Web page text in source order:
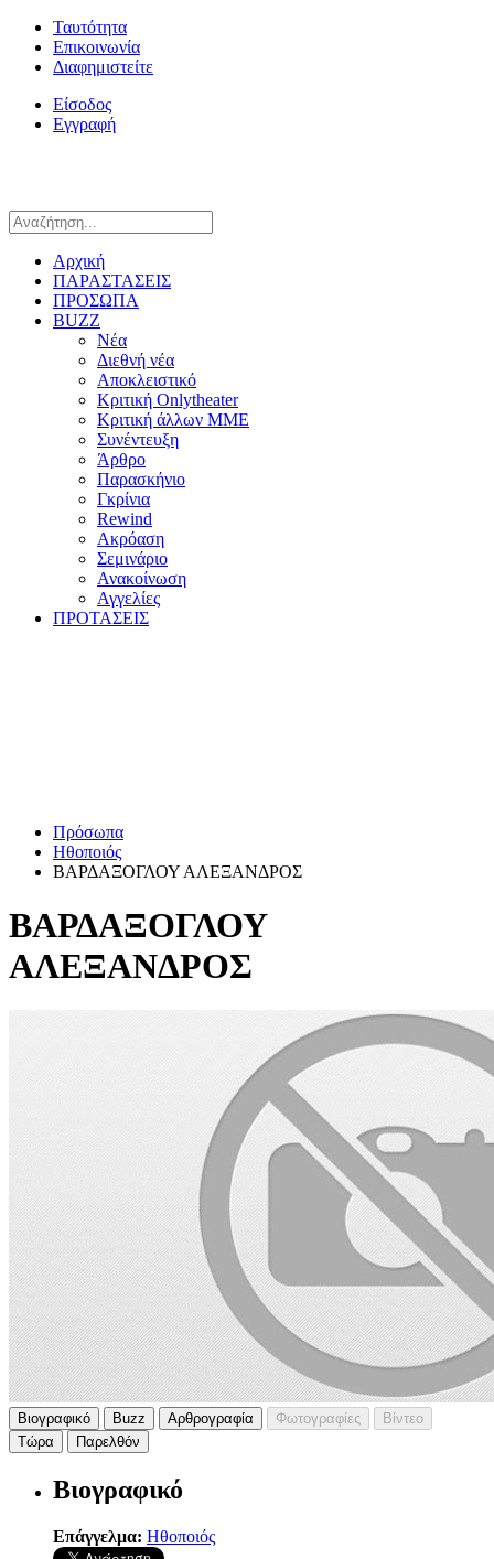
Ταυτότητα
Επικοινωνία
Διαφημιστείτε
Είσοδος
Εγγραφή
Αρχική
ΠΑΡΑΣΤΑΣΕΙΣ
ΠΡΟΣΩΠΑ
BUZZ
Νέα
Διεθνή νέα
Αποκλειστικό
Κριτική Onlytheater
Κριτική άλλων ΜΜΕ
Συνέντευξη
Άρθρο
Παρασκήνιο
Γκρίνια
Rewind
Ακρόαση
Σεμινάριο
Ανακοίνωση
Αγγελίες
ΠΡΟΤΑΣΕΙΣ
Πρόσωπα
Ηθοποιός
ΒΑΡΔΑΞΟΓΛΟΥ ΑΛΕΞΑΝΔΡΟΣ
ΒΑΡΔΑΞΟΓΛΟΥ
ΑΛΕΞΑΝΔΡΟΣ
Βιογραφικό Buzz Αρθρογραφία Φωτογραφίες
Βίντεο
Τώρα
Παρελθόν
Βιογραφικό
Επάγγελμα: Ηθοποιός